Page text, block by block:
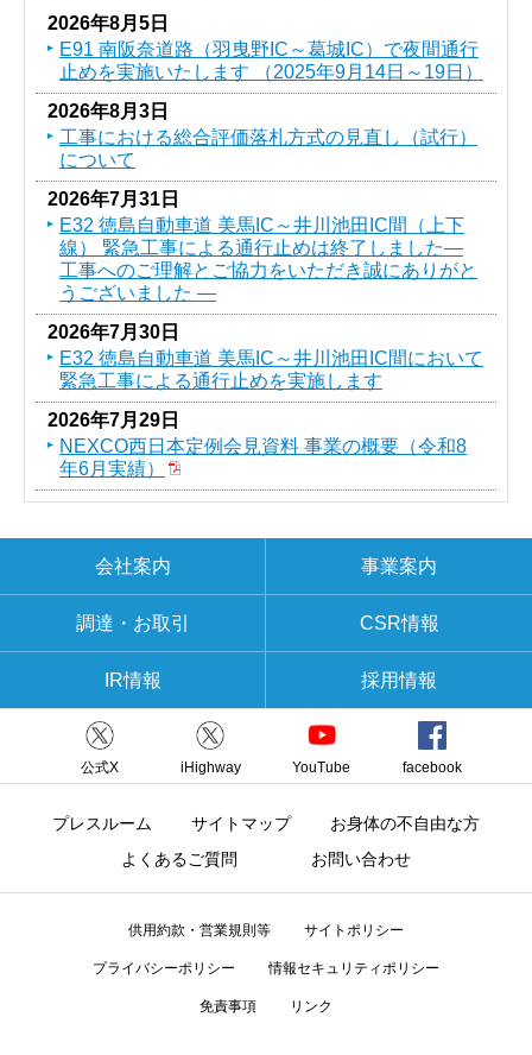
2026年8月5日
E91 南阪奈道路（羽曳野IC～葛󠄀城IC）で夜間通行
止めを実施いたします （2025年9月14日～19日）
2026年8月3日
工事における総合評価落札方式の見直し（試行）
について
2026年7月31日
E32 徳島自動車道 美馬IC～井川池田IC間（上下
線） 緊急工事による通行止めは終了しました―
工事へのご理解とご協力をいただき誠にありがと
うございました ―
2026年7月30日
E32 徳島自動車道 美馬IC～井川池田IC間において
緊急工事による通行止めを実施します
2026年7月29日
NEXCO西日本定例会見資料 事業の概要（令和8
年6月実績）
会社案内 事業案内
調達・お取引 CSR情報
IR情報 採用情報
公式X iHighway YouTube facebook
プレスルーム サイトマップ
お身体の不自由な方
よくあるご質問
お問い合わせ
供用約款・営業規則等 サイトポリシー
プライバシーポリシー 情報セキュリティポリシー
免責事項 リンク